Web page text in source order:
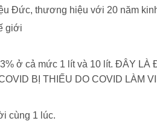
Đức, thương hiệu với 20 năm
giới
ở cả mức 1 lít và 10 lít. ĐÂY
BỊ THIẾU DO COVID LÀM
cùng 1 lúc.